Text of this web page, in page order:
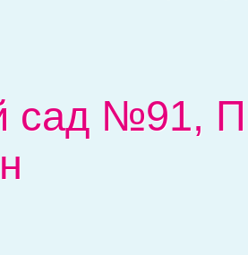
сад №91,